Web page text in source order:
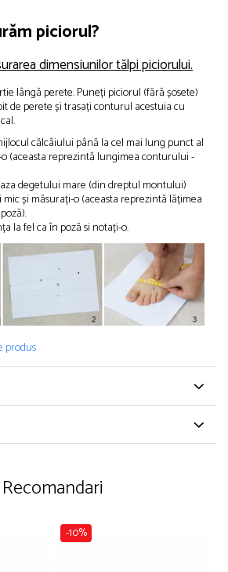
piciorul?
dimensiunilor tălpi piciorului.
lângă perete. Puneți piciorul (fără șosete)
de perete și trasați conturul acestuia cu
călcâiului până la cel mai lung punct al
(aceasta reprezintă lungimea conturului -
degetului mare (din dreptul montului)
și măsurați-o (aceasta reprezintă lățimea
la fel ca în poză si notați-o.
produs
Recomandari
-10%